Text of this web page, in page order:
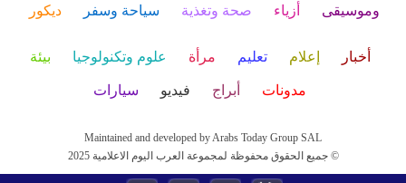
وموسيقى أزياء صحة وتغذية سياحة وسفر ديكور
أخبار إعلام تعليم مرأة علوم وتكنولوجيا بيئة
مدونات أبراج فيديو سيارات
Maintained and developed by Arabs Today Group SAL
جميع الحقوق محفوظة لمجموعة العرب اليوم الاعلامية 2025 ©